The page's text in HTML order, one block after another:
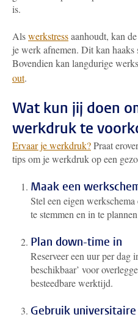
is.
Alswerkstressaanhoudt, kan
je werk afnemen. Dit kan haaks
Bovendien kan langdurige
out.
Wat kun jij doen
werkdruk te
Ervaar je werkdruk?Praat
tips om je werkdruk op een
Maak een
Stel een eigen
te stemmen en in te
Plan down-time in
Reserveer een uur per dag
beschikbaar’ voor
besteedbare werktijd.
Gebruik